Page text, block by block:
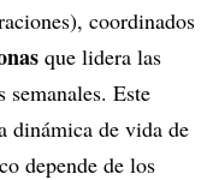
coordinados
que lidera las
semanales. Este
dinámica de vida de
depende de los